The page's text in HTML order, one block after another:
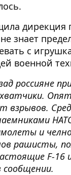
дирекция
знает
с
военной
россияне
взрывов.
и
рашисты,
F-16